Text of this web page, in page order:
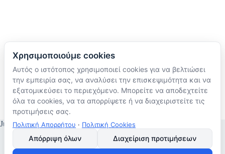
Ακολουθήστε μας
TikTok
Instagram
Facebook
JustMyHome © Copyright 2026
Χρησιμοποιούμε cookies
Αυτός ο ιστότοπος χρησιμοποιεί cookies για να βελτιώσει
την εμπειρία σας, να αναλύσει την επισκεψιμότητα και να
εξατομικεύσει το περιεχόμενο. Μπορείτε να αποδεχτείτε
όλα τα cookies, να τα απορρίψετε ή να διαχειριστείτε τις
προτιμήσεις σας.
Πολιτική Απορρήτου · Πολιτική Cookies
Απόρριψη όλων Διαχείριση προτιμήσεων